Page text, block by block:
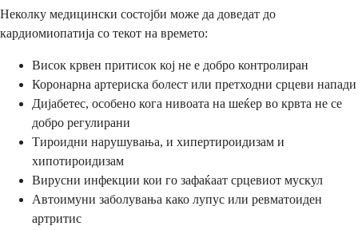
Неколку медицински состојби може да доведат до
кардиомиопатија со текот на времето:
Висок крвен притисок кој не е добро контролиран
Коронарна артериска болест или претходни срцеви напади
Дијабетес, особено кога нивоата на шеќер во крвта не се
добро регулирани
Тироидни нарушувања, и хипертироидизам и
хипотироидизам
Вирусни инфекции кои го зафаќаат срцевиот мускул
Автоимуни заболувања како лупус или ревматоиден
артритис